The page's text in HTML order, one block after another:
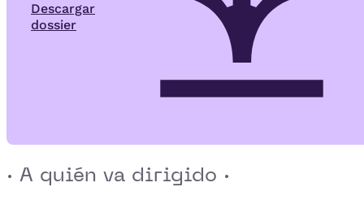
Descargar
dossier
· A quién va dirigido ·